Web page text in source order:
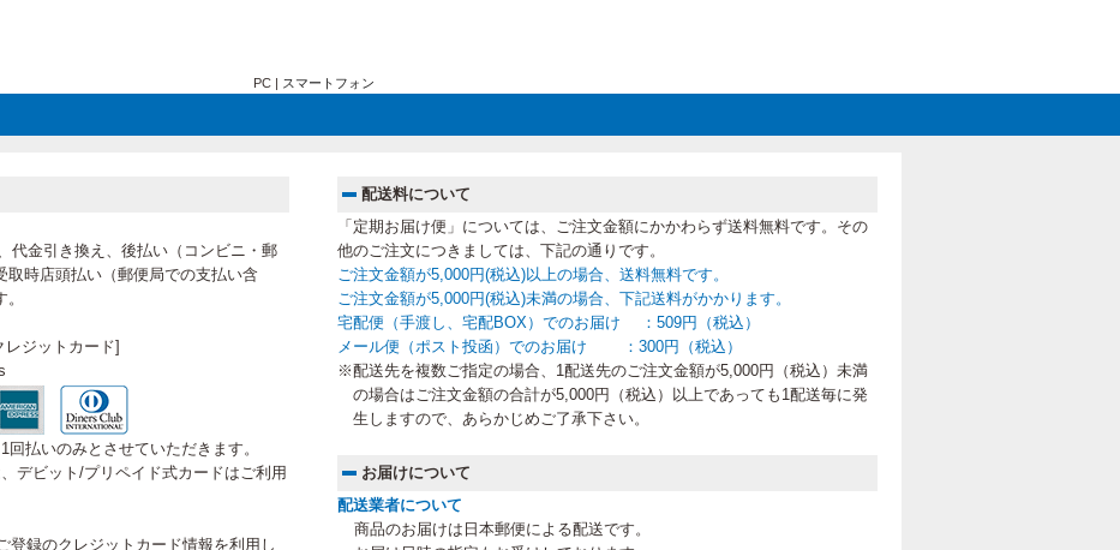
PC | スマートフォン
代金引き換え、後払い（コンビニ・郵
時店頭払い（郵便局での支払い含
ジットカード]
払いのみとさせていただきます。
デビット/プリペイド式カードはご利用
登録のクレジットカード情報を利用し
配送料について
「定期お届け便」については、ご注文金額にかかわらず送料無料です。その
他のご注文につきましては、下記の通りです。
ご注文金額が5,000円(税込)以上の場合、送料無料です。
ご注文金額が5,000円(税込)未満の場合、下記送料がかかります。
宅配便（手渡し、宅配BOX）でのお届け ：509円（税込）
メール便（ポスト投函）でのお届け ：300円（税込）
※配送先を複数ご指定の場合、1配送先のご注文金額が5,000円（税込）未満
の場合はご注文金額の合計が5,000円（税込）以上であっても1配送毎に発
生しますので、あらかじめご了承下さい。
お届けについて
配送業者について
商品のお届けは日本郵便による配送です。